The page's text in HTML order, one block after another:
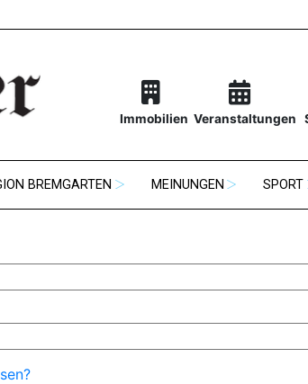
Immobilien Veranstaltungen
BREMGARTEN MEINUNGEN SPORT